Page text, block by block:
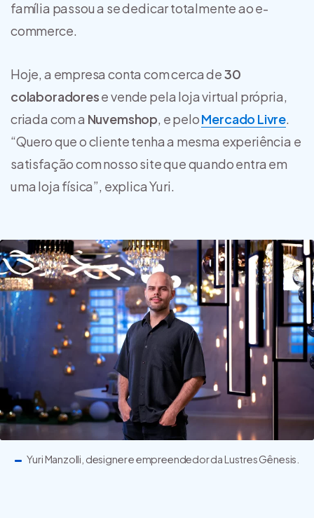
família passou a se dedicar totalmente ao e-
commerce.
Hoje, a empresa conta com cerca de30
colaboradorese vende pela loja virtual própria,
criada com a Nuvemshop, e peloMercado Livre.
“Quero que o cliente tenha a mesma experiência e
satisfação com nosso site que quando entra em
uma loja física”, explica Yuri.
Yuri Manzolli, designer e empreendedor da Lustres Gênesis.